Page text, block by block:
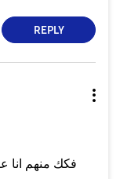
REPLY
فكك منهم